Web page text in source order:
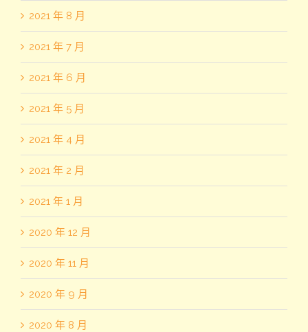
2021 年 8 月
2021 年 7 月
2021 年 6 月
2021 年 5 月
2021 年 4 月
2021 年 2 月
2021 年 1 月
2020 年 12 月
2020 年 11 月
2020 年 9 月
2020 年 8 月